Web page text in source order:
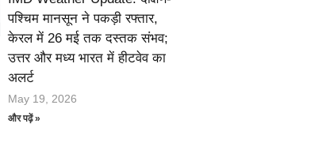
पश्चिम मानसून ने पकड़ी रफ्तार,
केरल में 26 मई तक दस्तक संभव;
उत्तर और मध्य भारत में हीटवेव का
अलर्ट
May 19, 2026
और पढ़ें »